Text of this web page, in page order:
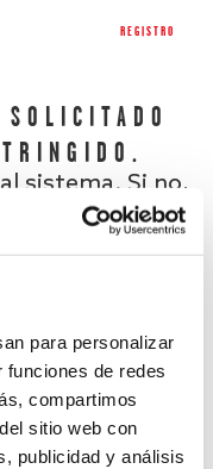
para personalizar
de redes
compartimos
sitio web con
publicidad y análisis
REGISTRO
sistema. Si no,